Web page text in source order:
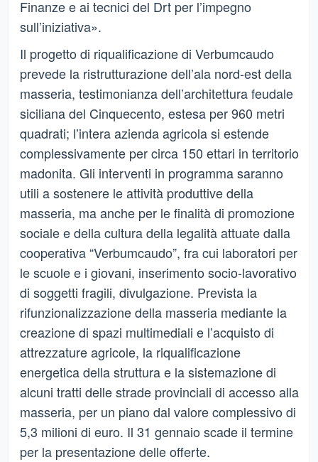
Finanze e ai tecnici del Drt per l’impegno
sull’iniziativa».
Il progetto di riqualificazione di Verbumcaudo
prevede la ristrutturazione dell’ala nord-est della
masseria, testimonianza dell’architettura feudale
siciliana del Cinquecento, estesa per 960 metri
quadrati; l’intera azienda agricola si estende
complessivamente per circa 150 ettari in territorio
madonita. Gli interventi in programma saranno
utili a sostenere le attività produttive della
masseria, ma anche per le finalità di promozione
sociale e della cultura della legalità attuate dalla
cooperativa “Verbumcaudo”, fra cui laboratori per
le scuole e i giovani, inserimento socio-lavorativo
di soggetti fragili, divulgazione. Prevista la
rifunzionalizzazione della masseria mediante la
creazione di spazi multimediali e l’acquisto di
attrezzature agricole, la riqualificazione
energetica della struttura e la sistemazione di
alcuni tratti delle strade provinciali di accesso alla
masseria, per un piano dal valore complessivo di
5,3 milioni di euro. Il 31 gennaio scade il termine
per la presentazione delle offerte.